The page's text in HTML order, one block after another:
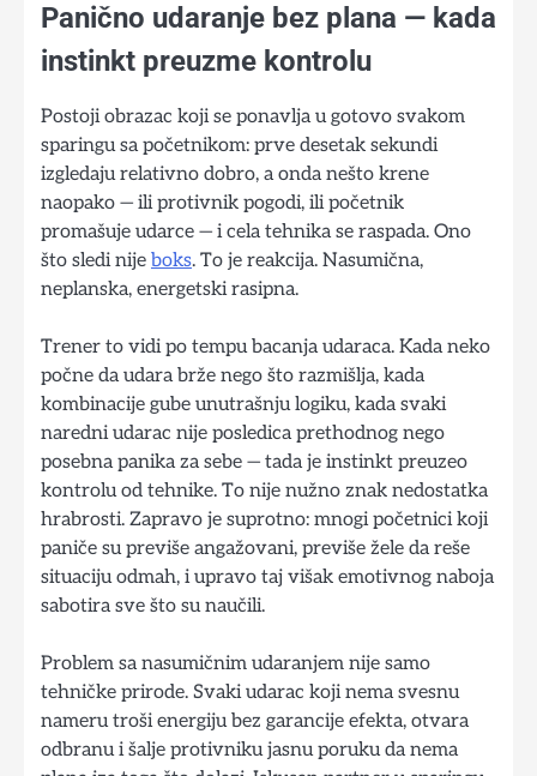
Panično udaranje bez plana — kada
instinkt preuzme kontrolu
Postoji obrazac koji se ponavlja u gotovo svakom
sparingu sa početnikom: prve desetak sekundi
izgledaju relativno dobro, a onda nešto krene
naopako — ili protivnik pogodi, ili početnik
promašuje udarce — i cela tehnika se raspada. Ono
što sledi nije boks. To je reakcija. Nasumična,
neplanska, energetski rasipna.
Trener to vidi po tempu bacanja udaraca. Kada neko
počne da udara brže nego što razmišlja, kada
kombinacije gube unutrašnju logiku, kada svaki
naredni udarac nije posledica prethodnog nego
posebna panika za sebe — tada je instinkt preuzeo
kontrolu od tehnike. To nije nužno znak nedostatka
hrabrosti. Zapravo je suprotno: mnogi početnici koji
paniče su previše angažovani, previše žele da reše
situaciju odmah, i upravo taj višak emotivnog naboja
sabotira sve što su naučili.
Problem sa nasumičnim udaranjem nije samo
tehničke prirode. Svaki udarac koji nema svesnu
nameru troši energiju bez garancije efekta, otvara
odbranu i šalje protivniku jasnu poruku da nema